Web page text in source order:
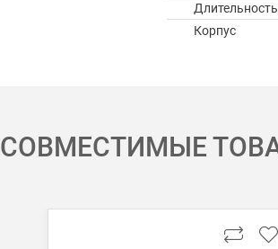
Корпус
СОВМЕСТИМЫЕ